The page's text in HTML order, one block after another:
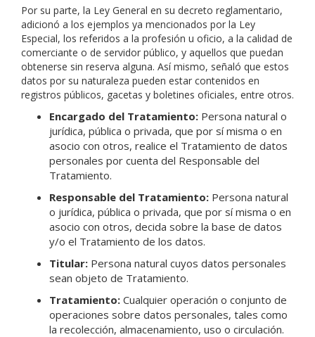
Por su parte, la Ley General en su decreto reglamentario,
adicionó a los ejemplos ya mencionados por la Ley
Especial, los referidos a la profesión u oficio, a la calidad de
comerciante o de servidor público, y aquellos que puedan
obtenerse sin reserva alguna. Así mismo, señaló que estos
datos por su naturaleza pueden estar contenidos en
registros públicos, gacetas y boletines oficiales, entre otros.
Encargado del Tratamiento: Persona natural o
jurídica, pública o privada, que por sí misma o en
asocio con otros, realice el Tratamiento de datos
personales por cuenta del Responsable del
Tratamiento.
Responsable del Tratamiento: Persona natural
o jurídica, pública o privada, que por sí misma o en
asocio con otros, decida sobre la base de datos
y/o el Tratamiento de los datos.
Titular: Persona natural cuyos datos personales
sean objeto de Tratamiento.
Tratamiento: Cualquier operación o conjunto de
operaciones sobre datos personales, tales como
la recolección, almacenamiento, uso o circulación.